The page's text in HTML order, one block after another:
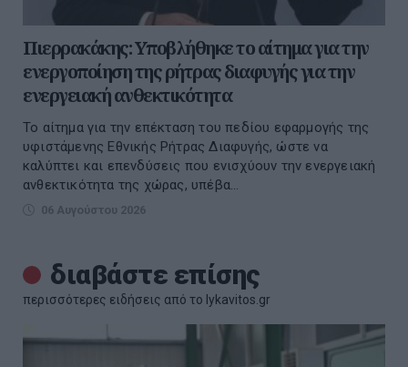
Πιερρακάκης: Υποβλήθηκε το αίτημα για την
ενεργοποίηση της ρήτρας διαφυγής για την
ενεργειακή ανθεκτικότητα
Το αίτημα για την επέκταση του πεδίου εφαρμογής της
υφιστάμενης Εθνικής Ρήτρας Διαφυγής, ώστε να
καλύπτει και επενδύσεις που ενισχύουν την ενεργειακή
ανθεκτικότητα της χώρας, υπέβα...
06 Αυγούστου 2026
διαβάστε επίσης
περισσότερες ειδήσεις από το lykavitos.gr